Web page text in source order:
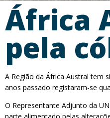
África
pela
A Região da África Austral tem
anos passado registaram-se
O Representante Adjunto da